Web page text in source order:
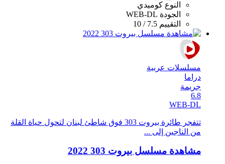
النوع كوميدي
الجودة WEB-DL
التقييم 7.5 / 10
مسلسلات عربية
دراما
جريمة
6.8
WEB-DL
تتفجر طائرة بيروت 303 فوق شاطئ لبنان لتحول حياة القلة
من الناجين إلى ...
مشاهدة مسلسل بيروت 303 2022